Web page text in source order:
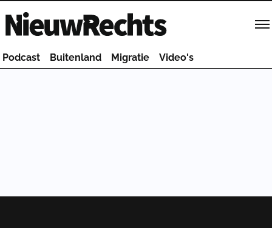
Homepage van NieuwRechts
Podcast Buitenland Migratie Video's